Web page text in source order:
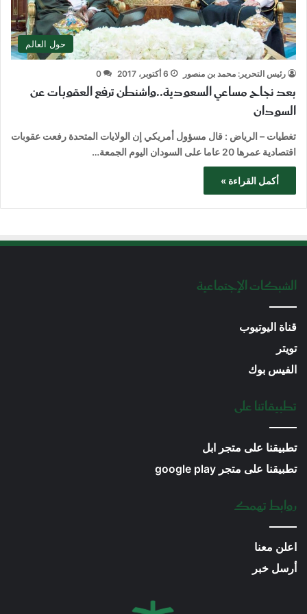
حول العالم
رئيس التحرير: محمد بن منصور 6 أكتوبر، 2017 0
بعد نجاح مساعي السعودية..واشنطن ترفع العقوبات عن
السودان
تغطيات – الرياض : قال مسؤول أمريكي إن الولايات المتحدة رفعت عقوبات
اقتصادية عمرها 20 عاما على السودان اليوم الجمعة…
أكمل القراءة »
الشبكات الإجتماعية
قناة اليوتيوب
تويتر
الفيس بوك
تطبيقاتنا على
تطبيقنا على متجر ابل
تطبيقنا على متجر google play
روابط تهمك
اعلن معنا
أرسل خبر